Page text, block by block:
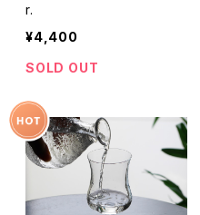
r.
¥4,400
SOLD OUT